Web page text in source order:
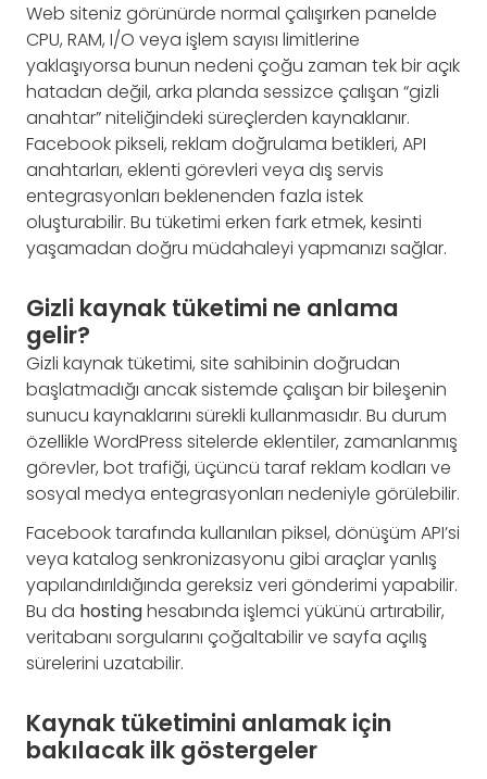
Web siteniz görünürde normal çalışırken panelde
CPU, RAM, I/O veya işlem sayısı limitlerine
yaklaşıyorsa bunun nedeni çoğu zaman tek bir açık
hatadan değil, arka planda sessizce çalışan “gizli
anahtar” niteliğindeki süreçlerden kaynaklanır.
Facebook pikseli, reklam doğrulama betikleri, API
anahtarları, eklenti görevleri veya dış servis
entegrasyonları beklenenden fazla istek
oluşturabilir. Bu tüketimi erken fark etmek, kesinti
yaşamadan doğru müdahaleyi yapmanızı sağlar.
Gizli kaynak tüketimi ne anlama
gelir?
Gizli kaynak tüketimi, site sahibinin doğrudan
başlatmadığı ancak sistemde çalışan bir bileşenin
sunucu kaynaklarını sürekli kullanmasıdır. Bu durum
özellikle WordPress sitelerde eklentiler, zamanlanmış
görevler, bot trafiği, üçüncü taraf reklam kodları ve
sosyal medya entegrasyonları nedeniyle görülebilir.
Facebook tarafında kullanılan piksel, dönüşüm API’si
veya katalog senkronizasyonu gibi araçlar yanlış
yapılandırıldığında gereksiz veri gönderimi yapabilir.
Bu da hostinghesabında işlemci yükünü artırabilir,
veritabanı sorgularını çoğaltabilir ve sayfa açılış
sürelerini uzatabilir.
Kaynak tüketimini anlamak için
bakılacak ilk göstergeler